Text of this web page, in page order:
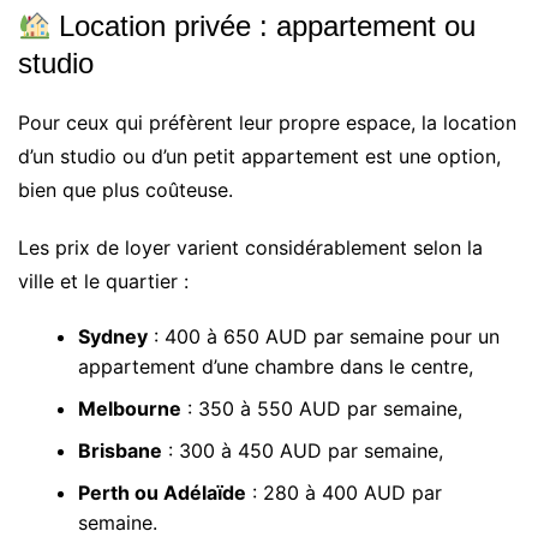
Location privée : appartement ou
studio
Pour ceux qui préfèrent leur propre espace, la location
d’un studio ou d’un petit appartement est une option,
bien que plus coûteuse.
Les prix de loyer varient considérablement selon la
ville et le quartier :
Sydney : 400 à 650 AUD par semaine pour un
appartement d’une chambre dans le centre,
Melbourne : 350 à 550 AUD par semaine,
Brisbane : 300 à 450 AUD par semaine,
Perth ou Adélaïde : 280 à 400 AUD par
semaine.